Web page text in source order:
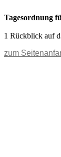
Tagesordnung
1 Rückblick auf
zum